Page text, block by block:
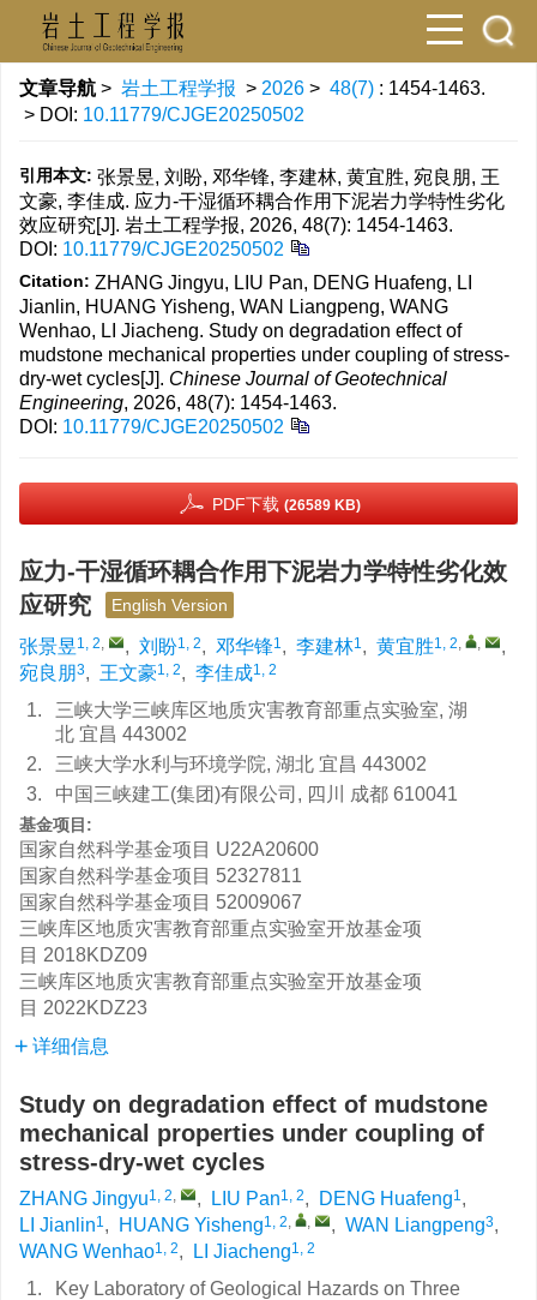
文章导航 > 岩土工程学报 > 2026 > 48(7) : 1454-1463.
> DOI: 10.11779/CJGE20250502
引用本文: 张景昱, 刘盼, 邓华锋, 李建林, 黄宜胜, 宛良朋, 王
文豪, 李佳成. 应力-干湿循环耦合作用下泥岩力学特性劣化
效应研究[J]. 岩土工程学报, 2026, 48(7): 1454-1463.
DOI: 10.11779/CJGE20250502
Citation: ZHANG Jingyu, LIU Pan, DENG Huafeng, LI
Jianlin, HUANG Yisheng, WAN Liangpeng, WANG
Wenhao, LI Jiacheng. Study on degradation effect of
mudstone mechanical properties under coupling of stress-
dry-wet cycles[J]. Chinese Journal of Geotechnical
Engineering, 2026, 48(7): 1454-1463.
DOI: 10.11779/CJGE20250502
PDF下载 (26589 KB)
应力-干湿循环耦合作用下泥岩力学特性劣化效
应研究
English Version
张景昱1, 2, , 刘盼1, 2, 邓华锋1, 李建林1, 黄宜胜1, 2, ,
,
宛良朋3, 王文豪1, 2, 李佳成1, 2
1.
三峡大学三峡库区地质灾害教育部重点实验室, 湖
北 宜昌 443002
2.
三峡大学水利与环境学院, 湖北 宜昌 443002
3.
中国三峡建工(集团)有限公司, 四川 成都 610041
基金项目:
国家自然科学基金项目 U22A20600
国家自然科学基金项目 52327811
国家自然科学基金项目 52009067
三峡库区地质灾害教育部重点实验室开放基金项
目 2018KDZ09
三峡库区地质灾害教育部重点实验室开放基金项
目 2022KDZ23
详细信息
Study on degradation effect of mudstone
mechanical properties under coupling of
stress-dry-wet cycles
ZHANG Jingyu1, 2, , LIU Pan1, 2, DENG Huafeng1,
LI Jianlin1, HUANG Yisheng1, 2, , , WAN Liangpeng3,
WANG Wenhao1, 2, LI Jiacheng1, 2
1.
Key Laboratory of Geological Hazards on Three